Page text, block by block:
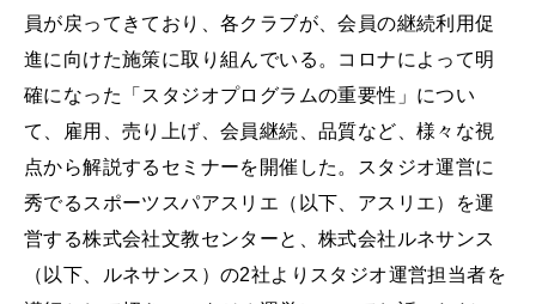
員が戻ってきており、各クラブが、会員の継続利用促
進に向けた施策に取り組んでいる。コロナによって明
確になった「スタジオプログラムの重要性」につい
て、雇用、売り上げ、会員継続、品質など、様々な視
点から解説するセミナーを開催した。スタジオ運営に
秀でるスポーツスパアスリエ（以下、アスリエ）を運
営する株式会社文教センターと、株式会社ルネサンス
（以下、ルネサンス）の2社よりスタジオ運営担当者を